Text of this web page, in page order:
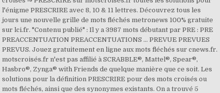
l'énigme PRESCRIRE avec 8, 10 & 11 lettres. Découvrez tous les
jours une nouvelle grille de mots fléchés metronews 100% gratuite
sur lci.fr. "Contenu publié" : Il y a 3987 mots débutant par PRE : PRE
PREACCENTUATION PREACCENTUATIONS ... PREVUE PREVUES
PREVUS. Jouez gratuitement en ligne aux mots fléchés sur cnews.fr.
motscroisés.fr n'est pas affilié à SCRABBLE®, Mattel®, Spear®,
Hasbro®, Zynga® with Friends de quelque manière que ce soit. Les
solutions pour la définition PRESCRIRE pour des mots croisés ou
mots fléchés, ainsi que des synonymes existants. On a trouvé 5